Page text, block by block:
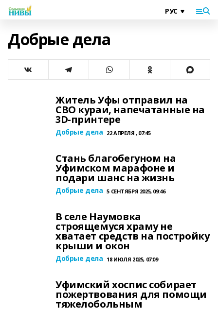
Добрые дела
Житель Уфы отправил на
СВО кураи, напечатанные на
3D‑принтере
Добрые дела 22 АПРЕЛЯ , 07:45
Стань благобегуном на
Уфимском марафоне и
подари шанс на жизнь
Добрые дела 5 СЕНТЯБРЯ 2025, 09:46
В селе Наумовка
строящемуся храму не
хватает средств на постройку
крыши и окон
Добрые дела 18 ИЮЛЯ 2025, 07:09
Уфимский хоспис собирает
пожертвования для помощи
тяжелобольным